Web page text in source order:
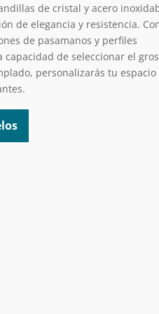
de cristal y acero
de elegancia y resistencia.
de pasamanos y perfiles
capacidad de seleccionar el
personalizarás tu espacio